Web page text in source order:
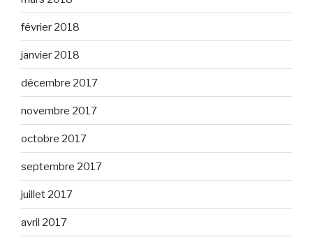
février 2018
janvier 2018
décembre 2017
novembre 2017
octobre 2017
septembre 2017
juillet 2017
avril 2017